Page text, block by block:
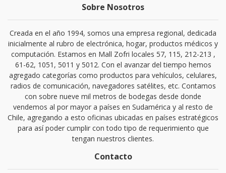
Sobre Nosotros
Creada en el año 1994, somos una empresa regional, dedicada
inicialmente al rubro de electrónica, hogar, productos médicos y
computación. Estamos en Mall Zofri locales 57, 115, 212-213 ,
61-62, 1051, 5011 y 5012. Con el avanzar del tiempo hemos
agregado categorías como productos para vehículos, celulares,
radios de comunicación, navegadores satélites, etc. Contamos
con sobre nueve mil metros de bodegas desde donde
vendemos al por mayor a países en Sudamérica y al resto de
Chile, agregando a esto oficinas ubicadas en países estratégicos
para así poder cumplir con todo tipo de requerimiento que
tengan nuestros clientes.
Contacto